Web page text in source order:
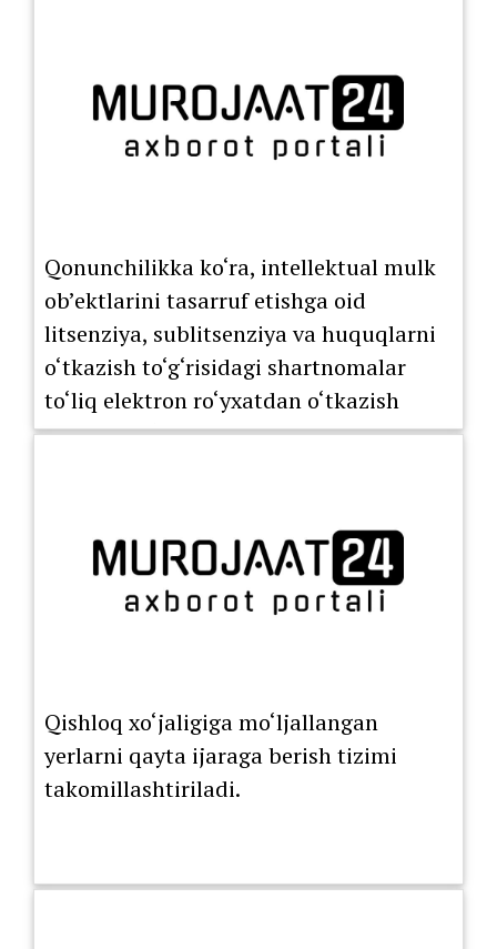
Qonunchilikka ko‘ra, intellektual mulk
ob’ektlarini tasarruf etishga oid
litsenziya, sublitsenziya va huquqlarni
o‘tkazish to‘g‘risidagi shartnomalar
to‘liq elektron ro‘yxatdan o‘tkazish
tartibiga o‘tkazildi.
Qishloq xo‘jaligiga mo‘ljallangan
yerlarni qayta ijaraga berish tizimi
takomillashtiriladi.